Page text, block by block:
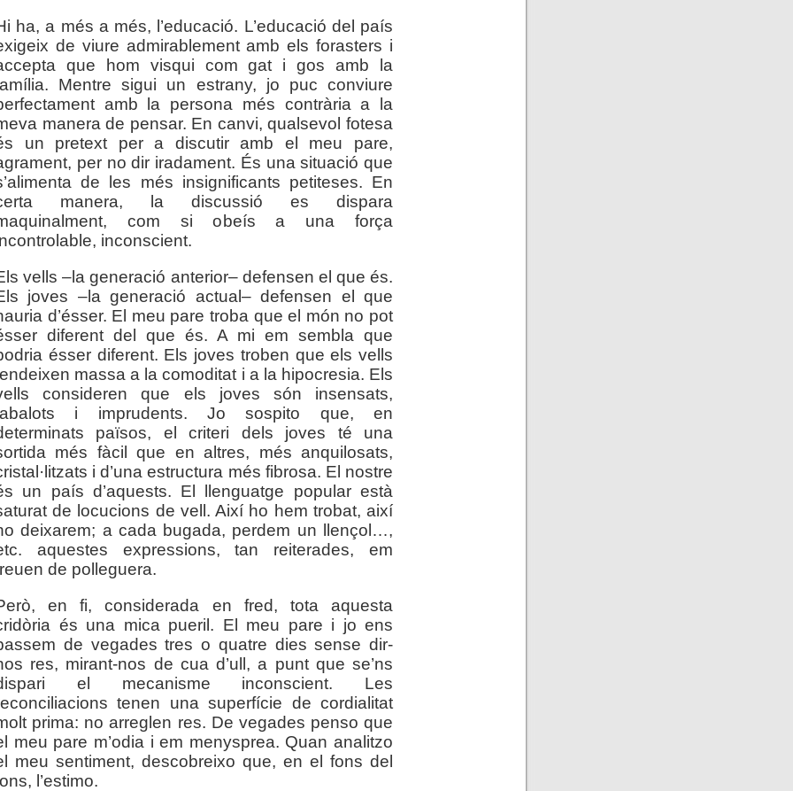
ha, a més a més, l’educació. L’educació del país
de viure admirablement amb els forasters i
que hom visqui com gat i gos amb la
Mentre sigui un estrany, jo puc conviure
amb la persona més contrària a la
manera de pensar. En canvi, qualsevol fotesa
un pretext per a discutir amb el meu pare,
per no dir iradament. És una situació que
de les més insignificants petiteses. En
manera, la discussió es dispara
com si obeís a una força
inconscient.
vells –la generació anterior– defensen el que és.
joves –la generació actual– defensen el que
d’ésser. El meu pare troba que el món no pot
diferent del que és. A mi em sembla que
ésser diferent. Els joves troben que els vells
massa a la comoditat i a la hipocresia. Els
consideren que els joves són insensats,
i imprudents. Jo sospito que, en
països, el criteri dels joves té una
més fàcil que en altres, més anquilosats,
i d’una estructura més fibrosa. El nostre
un país d’aquests. El llenguatge popular està
de locucions de vell. Així ho hem trobat, així
deixarem; a cada bugada, perdem un llençol…,
aquestes expressions, tan reiterades, em
de polleguera.
en fi, considerada en fred, tota aquesta
és una mica pueril. El meu pare i jo ens
de vegades tres o quatre dies sense dir-
res, mirant-nos de cua d’ull, a punt que se’ns
el mecanisme inconscient. Les
tenen una superfície de cordialitat
prima: no arreglen res. De vegades penso que
meu pare m’odia i em menysprea. Quan analitzo
meu sentiment, descobreixo que, en el fons del
l’estimo.